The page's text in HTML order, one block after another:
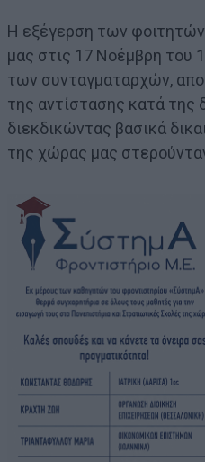
Η εξέγερση των
μας στις 17 Νοέμβρη του
των συνταγματαρχών,
της αντίστασης κατά της
διεκδικώντας βασικά
της χώρας μας